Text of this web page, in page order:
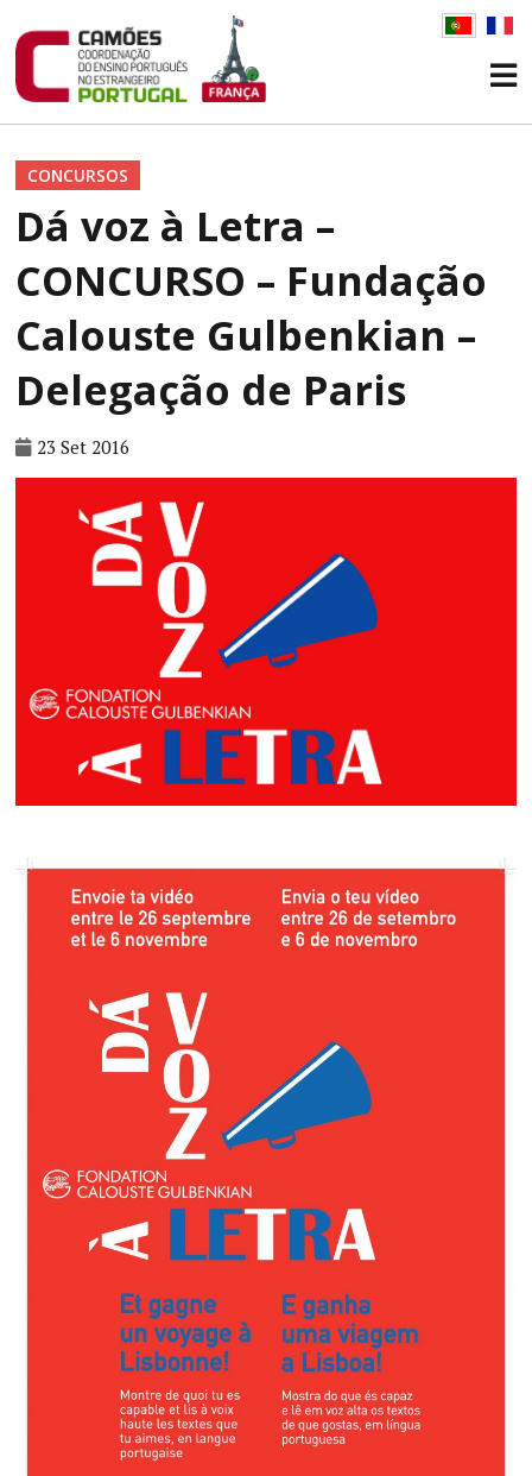
CONCURSOS
Dá voz à Letra –
CONCURSO – Fundação
Calouste Gulbenkian –
Delegação de Paris
23 Set 2016